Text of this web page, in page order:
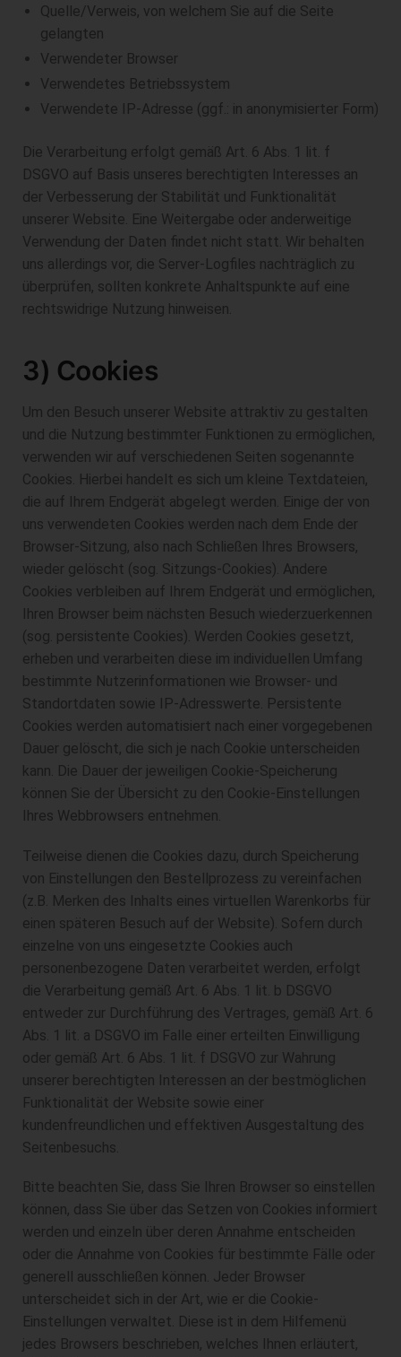
Quelle/Verweis, von welchem Sie auf die Seite
gelangten
Verwendeter Browser
Verwendetes Betriebssystem
Verwendete IP-Adresse (ggf.: in anonymisierter Form)
Die Verarbeitung erfolgt gemäß Art. 6 Abs. 1 lit. f
DSGVO auf Basis unseres berechtigten Interesses an
der Verbesserung der Stabilität und Funktionalität
unserer Website. Eine Weitergabe oder anderweitige
Verwendung der Daten findet nicht statt. Wir behalten
uns allerdings vor, die Server-Logfiles nachträglich zu
überprüfen, sollten konkrete Anhaltspunkte auf eine
rechtswidrige Nutzung hinweisen.
3) Cookies
Um den Besuch unserer Website attraktiv zu gestalten
und die Nutzung bestimmter Funktionen zu ermöglichen,
verwenden wir auf verschiedenen Seiten sogenannte
Cookies. Hierbei handelt es sich um kleine Textdateien,
die auf Ihrem Endgerät abgelegt werden. Einige der von
uns verwendeten Cookies werden nach dem Ende der
Browser-Sitzung, also nach Schließen Ihres Browsers,
wieder gelöscht (sog. Sitzungs-Cookies). Andere
Cookies verbleiben auf Ihrem Endgerät und ermöglichen,
Ihren Browser beim nächsten Besuch wiederzuerkennen
(sog. persistente Cookies). Werden Cookies gesetzt,
erheben und verarbeiten diese im individuellen Umfang
bestimmte Nutzerinformationen wie Browser- und
Standortdaten sowie IP-Adresswerte. Persistente
Cookies werden automatisiert nach einer vorgegebenen
Dauer gelöscht, die sich je nach Cookie unterscheiden
kann. Die Dauer der jeweiligen Cookie-Speicherung
können Sie der Übersicht zu den Cookie-Einstellungen
Ihres Webbrowsers entnehmen.
Teilweise dienen die Cookies dazu, durch Speicherung
von Einstellungen den Bestellprozess zu vereinfachen
(z.B. Merken des Inhalts eines virtuellen Warenkorbs für
einen späteren Besuch auf der Website). Sofern durch
einzelne von uns eingesetzte Cookies auch
personenbezogene Daten verarbeitet werden, erfolgt
die Verarbeitung gemäß Art. 6 Abs. 1 lit. b DSGVO
entweder zur Durchführung des Vertrages, gemäß Art. 6
Abs. 1 lit. a DSGVO im Falle einer erteilten Einwilligung
oder gemäß Art. 6 Abs. 1 lit. f DSGVO zur Wahrung
unserer berechtigten Interessen an der bestmöglichen
Funktionalität der Website sowie einer
kundenfreundlichen und effektiven Ausgestaltung des
Seitenbesuchs.
Bitte beachten Sie, dass Sie Ihren Browser so einstellen
können, dass Sie über das Setzen von Cookies informiert
werden und einzeln über deren Annahme entscheiden
oder die Annahme von Cookies für bestimmte Fälle oder
generell ausschließen können. Jeder Browser
unterscheidet sich in der Art, wie er die Cookie-
Einstellungen verwaltet. Diese ist in dem Hilfemenü
jedes Browsers beschrieben, welches Ihnen erläutert,